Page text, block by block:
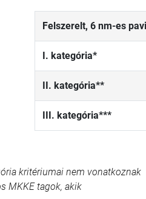
Felszerelt, 6 nm-es
I. kategória*
II. kategória**
III. kategória***
kritériumai nem vonatkoznak
MKKE tagok, akik